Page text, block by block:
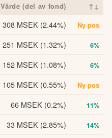
Värde (del av fond) ↑↓
308 MSEK (2.44%) Ny pos
251 MSEK (1.32%) 6%
152 MSEK (1.08%) 6%
105 MSEK (0.55%) Ny pos
66 MSEK (0.2%) 11%
33 MSEK (2.85%) 14%